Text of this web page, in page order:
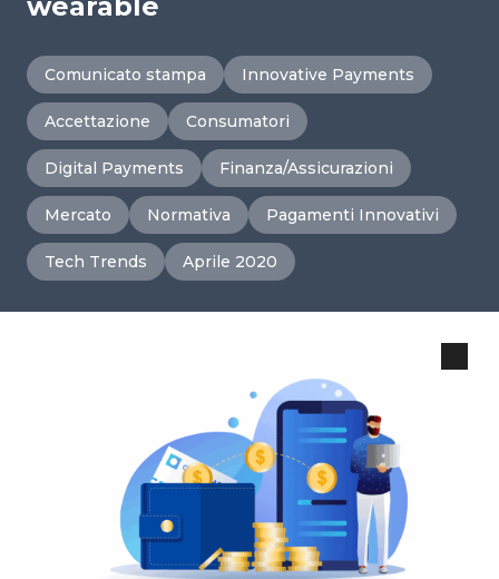
Comunicato stampa Innovative Payments
Accettazione Consumatori
Digital Payments Finanza/Assicurazioni
Mercato Normativa Pagamenti Innovativi
Tech Trends Aprile 2020